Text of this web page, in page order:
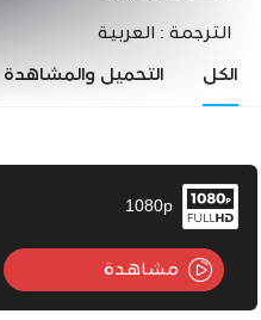
الترجمة : العربية
الكل التحميل والمشاهدة
1080p
مشاهدة